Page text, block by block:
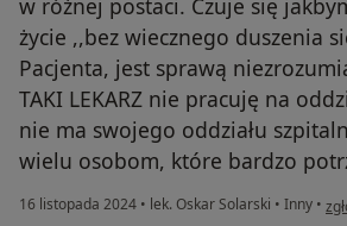
w różnej postaci. Czuje się
życie ,,bez wiecznego duszenia
Pacjenta, jest sprawą
TAKI LEKARZ nie pracuję na
nie ma swojego oddziału
wielu osobom, które bardzo
16 listopada 2024 • lek. Oskar Solarski • Inny • w